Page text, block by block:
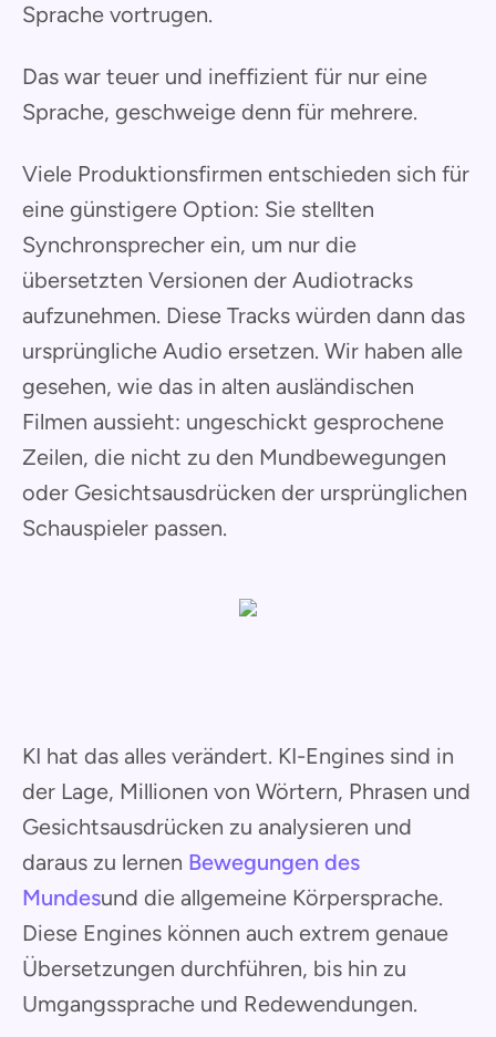
Sprache vortrugen.
Das war teuer und ineffizient für nur eine
Sprache, geschweige denn für mehrere.
Viele Produktionsfirmen entschieden sich für
eine günstigere Option: Sie stellten
Synchronsprecher ein, um nur die
übersetzten Versionen der Audiotracks
aufzunehmen. Diese Tracks würden dann das
ursprüngliche Audio ersetzen. Wir haben alle
gesehen, wie das in alten ausländischen
Filmen aussieht: ungeschickt gesprochene
Zeilen, die nicht zu den Mundbewegungen
oder Gesichtsausdrücken der ursprünglichen
Schauspieler passen.
KI hat das alles verändert. KI-Engines sind in
der Lage, Millionen von Wörtern, Phrasen und
Gesichtsausdrücken zu analysieren und
daraus zu lernen Bewegungen des
Mundesund die allgemeine Körpersprache.
Diese Engines können auch extrem genaue
Übersetzungen durchführen, bis hin zu
Umgangssprache und Redewendungen.